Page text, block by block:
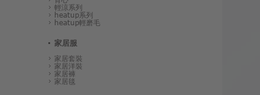
輕涼系列
heatup系列
heatup輕磨毛
家居服
家居套裝
家居洋裝
家居褲
家居毯